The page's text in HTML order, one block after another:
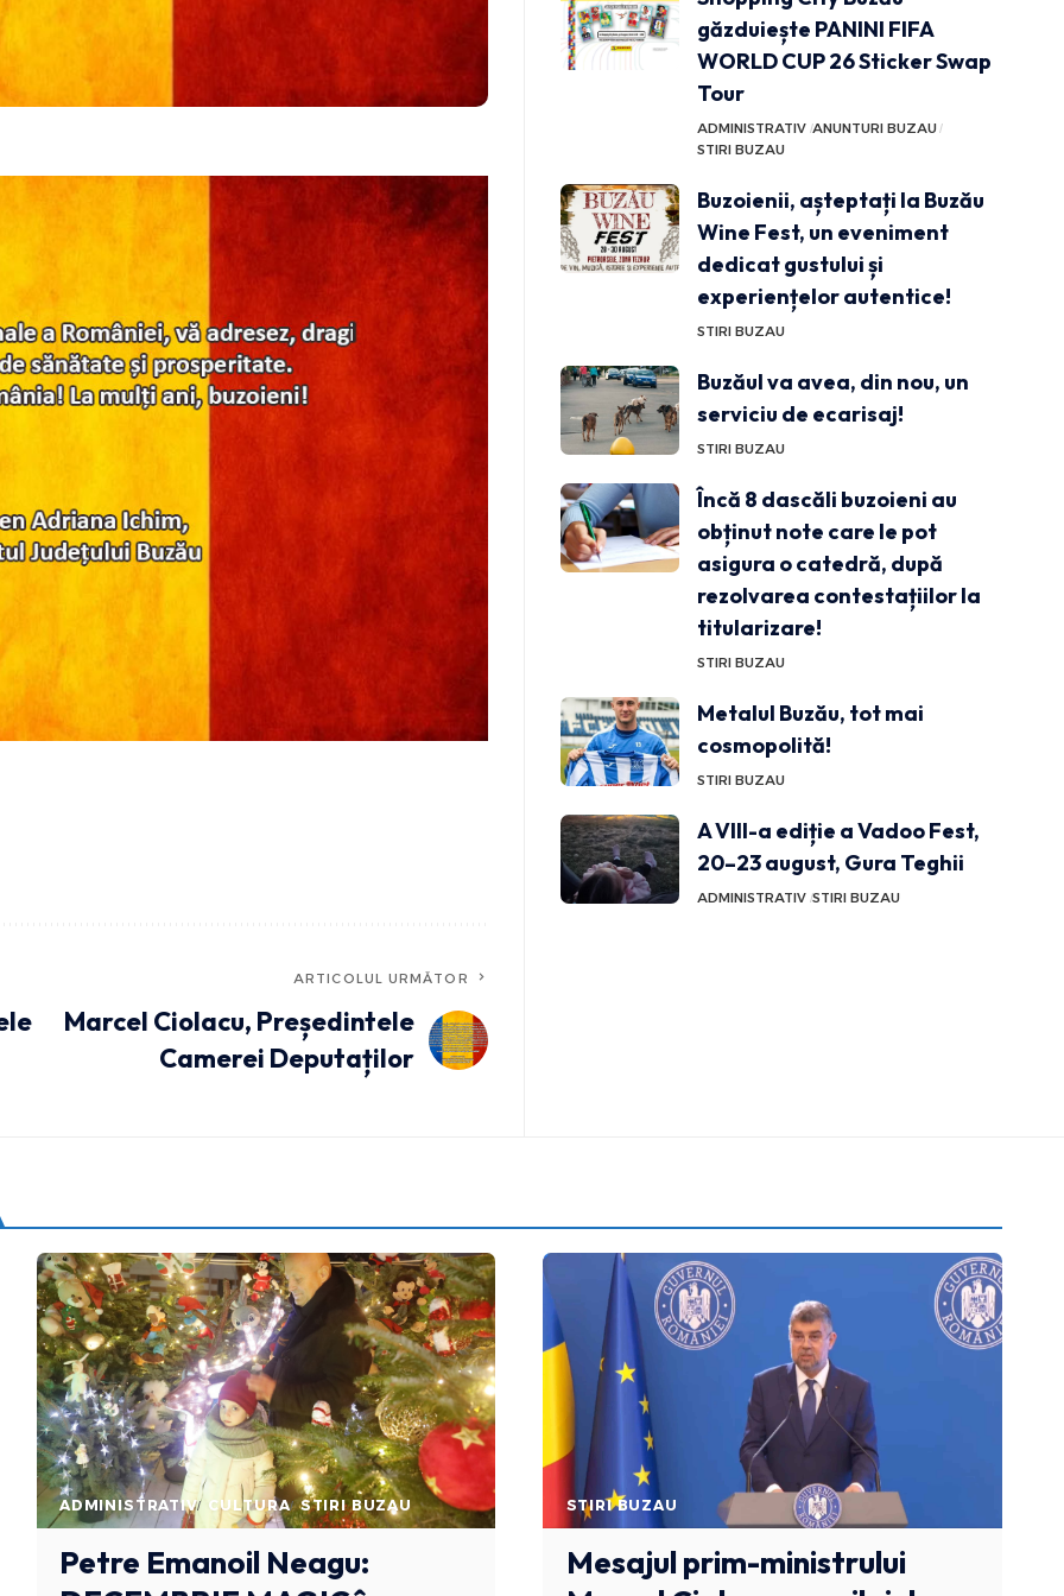
ARTICOLUL URMĂTOR
Marcel Ciolacu, Președintele
Camerei Deputaților
găzduiește PANINI FIFA
WORLD CUP 26 Sticker Swap
Tour
ADMINISTRATIV ANUNTURI BUZAU
STIRI BUZAU
Buzoienii, așteptați la Buzău
Wine Fest, un eveniment
dedicat gustului și
experiențelor autentice!
STIRI BUZAU
Buzăul va avea, din nou, un
serviciu de ecarisaj!
STIRI BUZAU
Încă 8 dascăli buzoieni au
obținut note care le pot
asigura o catedră, după
rezolvarea contestațiilor la
titularizare!
STIRI BUZAU
Metalul Buzău, tot mai
cosmopolită!
STIRI BUZAU
A VIII-a ediție a Vadoo Fest,
20–23 august, Gura Teghii
ADMINISTRATIV STIRI BUZAU
ADMINISTRATIV CULTURA STIRI BUZAU
Petre Emanoil Neagu:
STIRI BUZAU
Mesajul prim-ministrului